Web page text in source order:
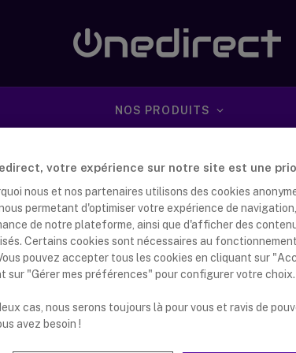
NOS PRODUITS
de téléphones pour personnes
: la marque Swissvoice
Dijkstra 19 mars 2019
votre expérience sur notre site est une
nous et nos partenaires utilisons des cookies
permetant d'optimiser votre expérience de
de notre plateforme, ainsi que d'afficher des
Certains cookies sont nécessaires au
pouvez accepter tous les cookies en cliquant sur
sur "Gérer mes préférences" pour configurer votre choix.
cas, nous serons toujours là pour vous et ravis de
avez besoin !